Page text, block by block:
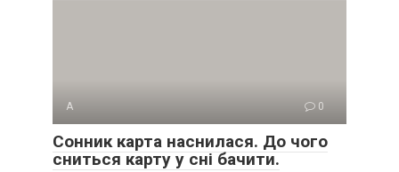
А 0
Сонник карта наснилася. До чого
сниться карту у сні бачити.